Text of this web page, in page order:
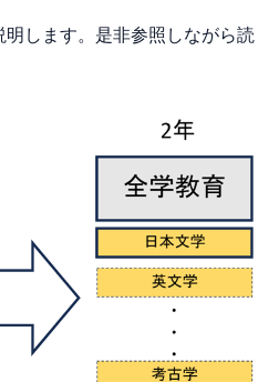
します。是非参照しながら読